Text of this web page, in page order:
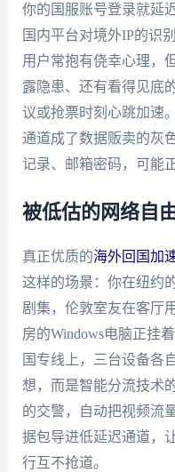
你的国服账号登录就延
国内平台对境外IP的识
用户常抱有侥幸心理，
露隐患、还有看得见底
议或抢票时刻心跳加速
通道成了数据贩卖的
记录、邮箱密码，可能
被低估的网络自
真正优质的海外回国加
这样的场景：你在纽约
剧集，伦敦室友在客厅
房的Windows电脑正挂
国专线上，三台设备各
想，而是智能分流技术
的交警，自动把视频流
据包导进低延迟通道，
行互不抢道。